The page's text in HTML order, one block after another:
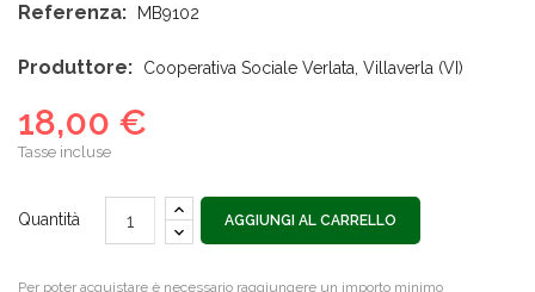
Referenza: MB9102
Produttore: Cooperativa Sociale Verlata, Villaverla (VI)
18,00 €
Tasse incluse
Quantità AGGIUNGI AL CARRELLO
Per poter acquistare è necessario raggiungere un importo minimo